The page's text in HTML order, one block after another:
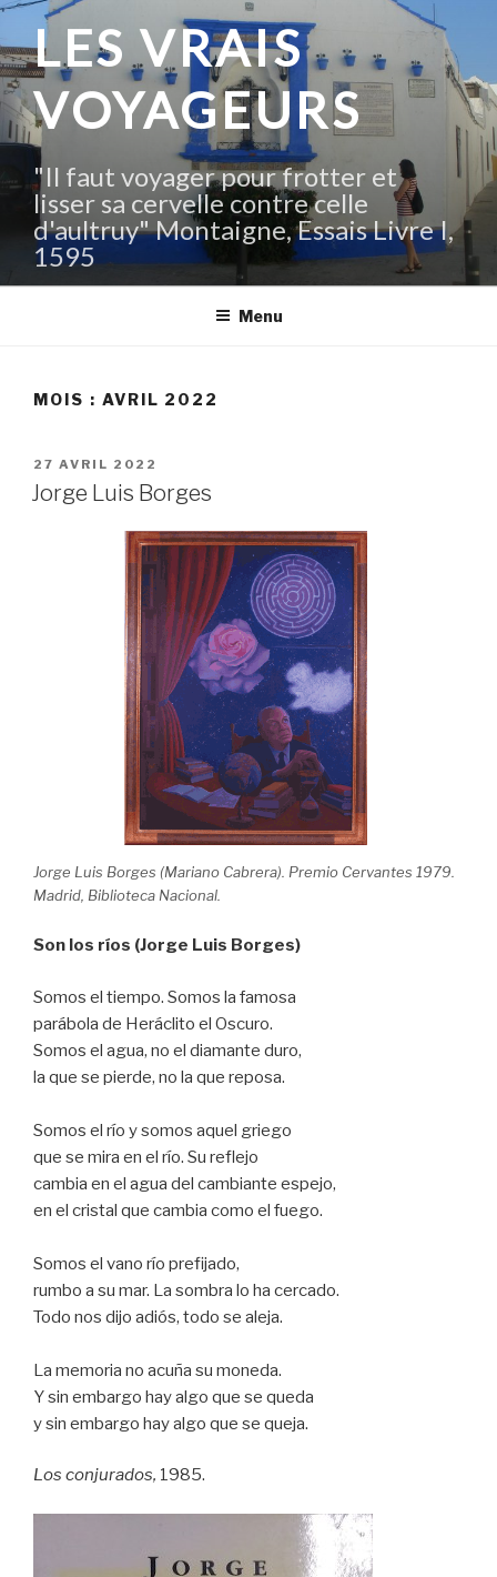
Aller
contenu
principal
LES VRAIS
VOYAGEURS
"Il faut voyager pour frotter et
lisser sa cervelle contre celle
d'aultruy" Montaigne, Essais Livre I,
1595
Menu
MOIS : AVRIL 2022
PUBLIÉ
LE
27 AVRIL 2022
Jorge Luis Borges
Jorge Luis Borges (Mariano Cabrera). Premio Cervantes 1979.
Madrid, Biblioteca Nacional.
Son los ríos (Jorge Luis Borges)
Somos el tiempo. Somos la famosa
parábola de Heráclito el Oscuro.
Somos el agua, no el diamante duro,
la que se pierde, no la que reposa.
Somos el río y somos aquel griego
que se mira en el río. Su reflejo
cambia en el agua del cambiante espejo,
en el cristal que cambia como el fuego.
Somos el vano río prefijado,
rumbo a su mar. La sombra lo ha cercado.
Todo nos dijo adiós, todo se aleja.
La memoria no acuña su moneda.
Y sin embargo hay algo que se queda
y sin embargo hay algo que se queja.
Los conjurados, 1985.